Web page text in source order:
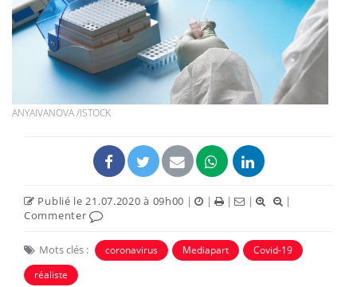
ANYAIVANOVA /ISTOCK
Publié le 21.07.2020 à 09h00 | | | |
|
Commenter
Mots clés : coronavirus Mediapart
Covid-19
réaliste